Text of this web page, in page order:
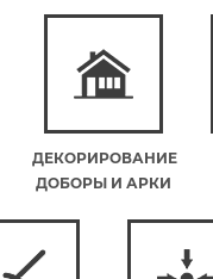
ДЕКОРИРОВАНИЕ
ДОБОРЫ И АРКИ